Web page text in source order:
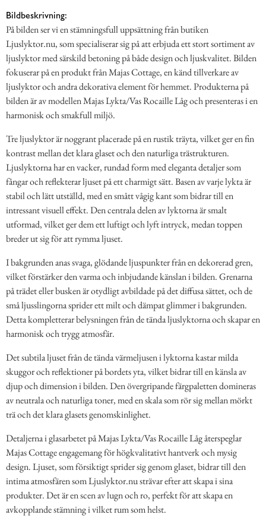
Bildbeskrivning:
På bilden ser vi en stämningsfull uppsättning från butiken
Ljuslyktor.nu, som specialiserar sig på att erbjuda ett stort sortiment av
ljuslyktor med särskild betoning på både design och ljuskvalitet. Bilden
fokuserar på en produkt från Majas Cottage, en känd tillverkare av
ljuslyktor och andra dekorativa element för hemmet. Produkterna på
bilden är av modellen Majas Lykta/Vas Rocaille Låg och presenteras i en
harmonisk och smakfull miljö.
Tre ljuslyktor är noggrant placerade på en rustik träyta, vilket ger en fin
kontrast mellan det klara glaset och den naturliga trästrukturen.
Ljuslyktorna har en vacker, rundad form med eleganta detaljer som
fångar och reflekterar ljuset på ett charmigt sätt. Basen av varje lykta är
stabil och lätt utställd, med en smått vågig kant som bidrar till en
intressant visuell effekt. Den centrala delen av lyktorna är smalt
utformad, vilket ger dem ett luftigt och lyft intryck, medan toppen
breder ut sig för att rymma ljuset.
I bakgrunden anas svaga, glödande ljuspunkter från en dekorerad gren,
vilket förstärker den varma och inbjudande känslan i bilden. Grenarna
på trädet eller busken är otydligt avbildade på det diffusa sättet, och de
små ljusslingorna sprider ett milt och dämpat glimmer i bakgrunden.
Detta kompletterar belysningen från de tända ljuslyktorna och skapar en
harmonisk och trygg atmosfär.
Det subtila ljuset från de tända värmeljusen i lyktorna kastar milda
skuggor och reflektioner på bordets yta, vilket bidrar till en känsla av
djup och dimension i bilden. Den övergripande färgpaletten domineras
av neutrala och naturliga toner, med en skala som rör sig mellan mörkt
trä och det klara glasets genomskinlighet.
Detaljerna i glasarbetet på Majas Lykta/Vas Rocaille Låg återspeglar
Majas Cottage engagemang för högkvalitativt hantverk och mysig
design. Ljuset, som försiktigt sprider sig genom glaset, bidrar till den
intima atmosfären som Ljuslyktor.nu strävar efter att skapa i sina
produkter. Det är en scen av lugn och ro, perfekt för att skapa en
avkopplande stämning i vilket rum som helst.